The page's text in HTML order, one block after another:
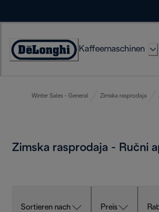
Erklärung
Kaffeemaschinen
Winter Sales - General Zimska rasprodaja
Zimska rasprodaja - Ručni
Sortieren nach Preis